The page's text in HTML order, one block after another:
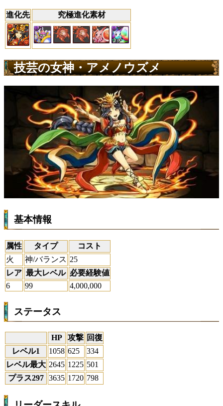
進化先 究極進化素材
技芸の女神・アメノウズメ
基本情報
属性 タイプ
コスト
火
神/バランス 25
レア 最大レベル 必要経験値
6
99 4,000,000
ステータス
HP 攻撃 回復
レベル1
1058 625
334
レベル最大 2645 1225 501
プラス297 3635 1720 798